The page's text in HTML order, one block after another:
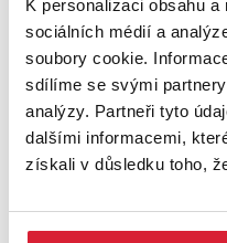
K personalizaci obsahu
sociálních médií a
soubory cookie.
sdílíme se svými
analýzy. Partneři tyto
dalšími informacemi,
získali v důsledku toho,
Rezervace